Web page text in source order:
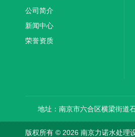
公司简介
新闻中心
荣誉资质
地址：南京市六合区横梁街道
版权所有 © 2026 南京力诺水处理